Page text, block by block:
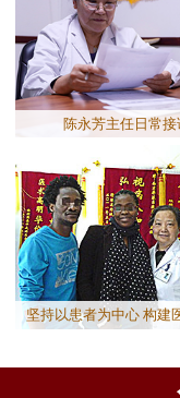
陈永芳主任日常接
坚持以患者为中心 构建